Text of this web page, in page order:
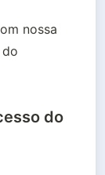
nossa
do